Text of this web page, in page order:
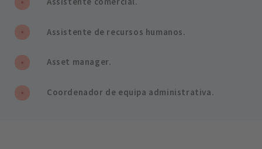
Assistente de recursos humanos.
Asset manager.
Coordenador de equipa administrativa.